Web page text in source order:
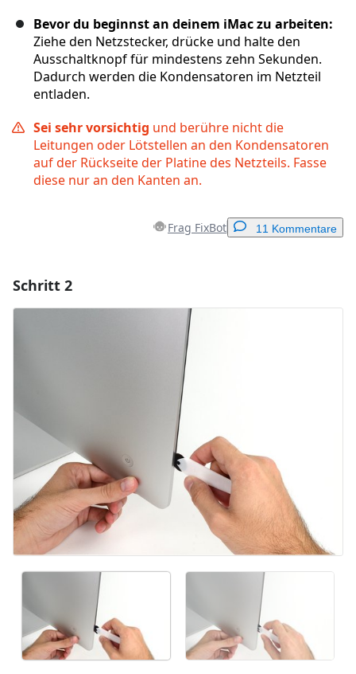
Bevor du beginnst an deinem iMac zu arbeiten:
Ziehe den Netzstecker, drücke und halte den
Ausschaltknopf für mindestens zehn Sekunden.
Dadurch werden die Kondensatoren im Netzteil
entladen.
Sei sehr vorsichtig und berühre nicht die
Leitungen oder Lötstellen an den Kondensatoren
auf der Rückseite der Platine des Netzteils. Fasse
diese nur an den Kanten an.
Frag FixBot 11 Kommentare
Kommentar hinzufügen
Abbrechen
Schritt 2